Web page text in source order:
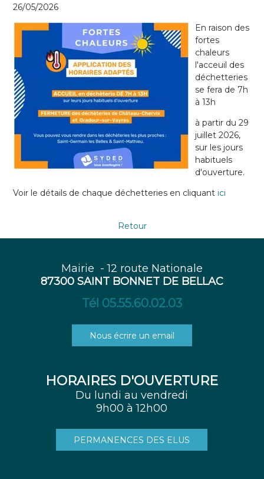
26/05/2026
En raison des
fortes
chaleurs
l'acceuil des
déchetteries
se fera de 7h
à 13h
à partir du 29
juillet 2026,
sur les jours
habituels
d'ouverture.
Voir le détails de chaque déchetteries en cliquant ici
Retour
Mairie - 12 route Nationale
87300 SAINT BONNET DE BELLAC
Tél 05.55.60.02.03
Nous écrire un email
HORAIRES D'OUVERTURE
Du lundi au vendredi
9h00 à 12h00
PERMANENCES DES ELUS